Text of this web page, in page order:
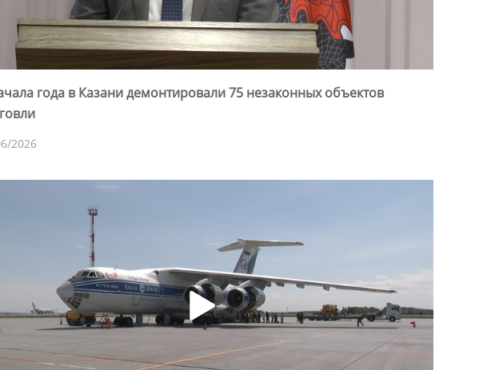
года в Казани демонтировали 75 незаконных объектов
2026